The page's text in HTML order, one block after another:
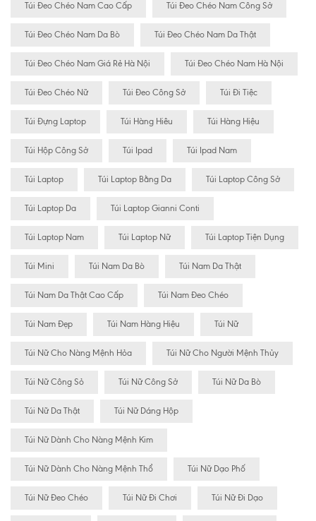
Túi Đeo Chéo Nam Cao Cấp Túi Đeo Chéo Nam Công Sở
Túi Đeo Chéo Nam Da Bò Túi Đeo Chéo Nam Da Thật
Túi Đeo Chéo Nam Giá Rẻ Hà Nội Túi Đeo Chéo Nam Hà Nội
Túi Đeo Chéo Nữ Túi Đeo Công Sở Túi Đi Tiệc
Túi Đựng Laptop Túi Hàng Hiêu Túi Hàng Hiệu
Túi Hộp Công Sở Túi Ipad Túi Ipad Nam
Túi Laptop Túi Laptop Bằng Da Túi Laptop Công Sở
Túi Laptop Da Túi Laptop Gianni Conti
Túi Laptop Nam Túi Laptop Nữ Túi Laptop Tiện Dụng
Túi Mini Túi Nam Da Bò Túi Nam Da Thật
Túi Nam Da Thật Cao Cấp Túi Nam Đeo Chéo
Túi Nam Đẹp Túi Nam Hàng Hiệu Túi Nữ
Túi Nữ Cho Nàng Mệnh Hỏa Túi Nữ Cho Người Mệnh Thủy
Túi Nữ Công Sỏ Túi Nữ Công Sở Túi Nữ Da Bò
Túi Nữ Da Thật Túi Nữ Dáng Hộp
Túi Nữ Dành Cho Nàng Mệnh Kim
Túi Nữ Dành Cho Nàng Mệnh Thổ Túi Nữ Dạo Phố
Túi Nữ Đeo Chéo Túi Nữ Đi Chơi Túi Nữ Đi Dạo